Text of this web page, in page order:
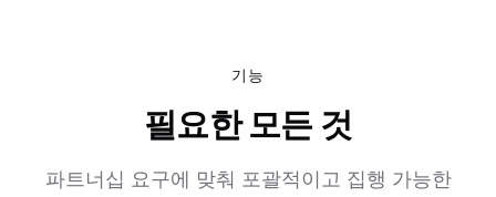
기능
필요한 모든 것
파트너십 요구에 맞춰 포괄적이고 집행 가능한